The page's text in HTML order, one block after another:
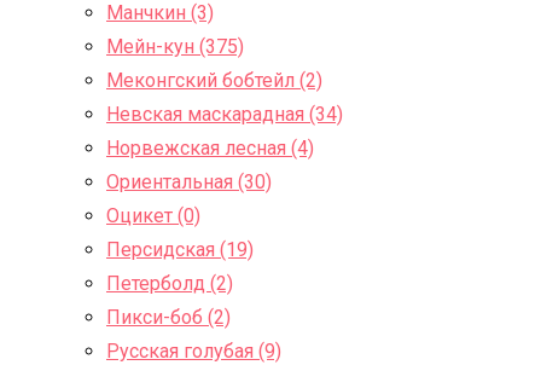
Манчкин (3)
Мейн-кун (375)
Меконгский бобтейл (2)
Невская маскарадная (34)
Норвежская лесная (4)
Ориентальная (30)
Оцикет (0)
Персидская (19)
Петерболд (2)
Пикси-боб (2)
Русская голубая (9)